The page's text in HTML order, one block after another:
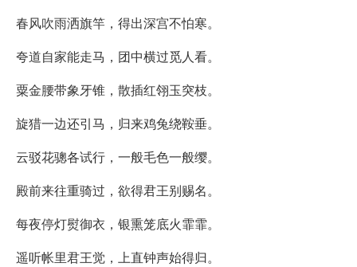
春风吹雨洒旗竿，得出深宫不怕寒。
夸道自家能走马，团中横过觅人看。
粟金腰带象牙锥，散插红翎玉突枝。
旋猎一边还引马，归来鸡兔绕鞍垂。
云驳花骢各试行，一般毛色一般缨。
殿前来往重骑过，欲得君王别赐名。
每夜停灯熨御衣，银熏笼底火霏霏。
遥听帐里君王觉，上直钟声始得归。